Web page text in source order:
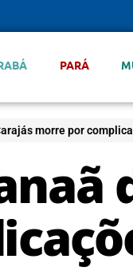
PARÁ
morre por